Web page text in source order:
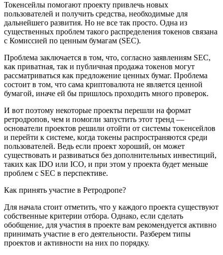
Токенсейлы помогают проекту привлечь новых
пользователей и получить средства, необходимые для
дальнейшего развития. Но не все так просто. Одна из
существенных проблем такого распределения токенов связана
с Комиссией по ценным бумагам (SEC).
Проблема заключается в том, что, согласно заявлениям SEC,
как приватная, так и публичная продажа токенов могут
рассматриваться как предложение ценных бумаг. Проблема
состоит в том, что сама криптовалюта не является ценной
бумагой, иначе ей бы пришлось проходить много проверок.
И вот поэтому некоторые проекты перешли на формат
ретродропов, чем и помогли запустить этот тренд —
основатели проектов решили отойти от системы токенсейлов
и перейти к системе, когда токены распространяются среди
пользователей. Ведь если проект хороший, он может
существовать и развиваться без дополнительных инвестиций,
таких как IDO или ICO, и при этом у проекта будет меньше
проблем с SEC в перспективе.
Как принять участие в Ретродропе?
Для начала стоит отметить, что у каждого проекта существуют
собственные критерии отбора. Однако, если сделать
обобщение, для участия в проекте вам рекомендуется активно
принимать участие в его деятельности. Разберем типы
проектов и активности на них по порядку.